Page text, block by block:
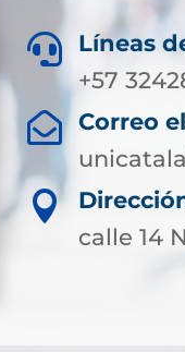

Líneas
+57

Correo

calle 14